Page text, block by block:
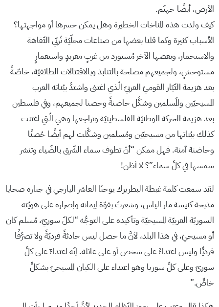
الأرض، أيضًا جهنّم.
كيف ولدت هذه المناخات الخطيرة وهل يمكن حسرها أو مواجهتها؟
الأسباب كثيرة وكما قلنا بعضها من صناعات محلّيّة تُربّي التّفاهة
والاستحمار، وبعضها الآخر مُستورد من غربٍ معربدٍ واستعمارٍ
مستوحشٍ، ولجميعهم مصلحة بالتنابذ وبالاقتتالات الطائفيّة، خاصّةً
بعد هزيمة التّيّار القوميّ العربيّ الّذي اغتنى واشتدَّ ببُناته العرب
المسيحيّين والمُسلمين وشكَّل حاضنةً وحصنا لجميعهم، وفي فلسطين
بعد هزيمة الحركة الوطنيّة الفلسطينيّة وتراجعها وهي الّتي اغتنت
كذلك ببُناتها من مسيحيّين ومُسلمين وشكَّلت لهم أيضًا حُصنًا
وحاضنة آمنة. فهل ممكن “أنْ تطوف سماء الشّرق بالضّياء وتنشر
شمسها في كلِّ سماء”؟ لا أظن!
لقد سمعت كلمة غبطة البطريرك يوحنّا العاشر اليازجي في جنازة ضحايا
مذبحة كنيسة مار الياس، وشعرتُ بقوّة إيمانه وإصراره على هويّته
السوريّة العربيّة المسيحيّة وتأكيده على التوجُّه “لكلّ سوريّ، مُسلم كان
أو مسيحيّ، في هذا البلد، لأنَّ ما حصل ليس حادثةً فرديّةً ولا تصرُّفًا
فرديًّا وليس اعتداءً على شخص أو على عائلة. إنّه اعتداءٌ على كلِّ
سوريّ وعلى كلِّ سوريا وهو اعتداء على الكيان المسيحيّ بشكلٍّ
خاصٍّ.”